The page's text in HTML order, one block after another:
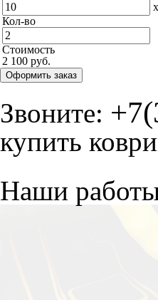
x
Кол-во
Стоимость
2 100 руб.
Оформить заказ
Звоните:
купить
Наши